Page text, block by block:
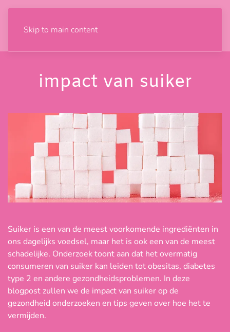
Skip to main content
impact van suiker
Suiker is een van de meest voorkomende ingrediënten in
ons dagelijks voedsel, maar het is ook een van de meest
schadelijke. Onderzoek toont aan dat het overmatig
consumeren van suiker kan leiden tot obesitas, diabetes
type 2 en andere gezondheidsproblemen. In deze
blogpost zullen we de impact van suiker op de
gezondheid onderzoeken en tips geven over hoe het te
vermijden.